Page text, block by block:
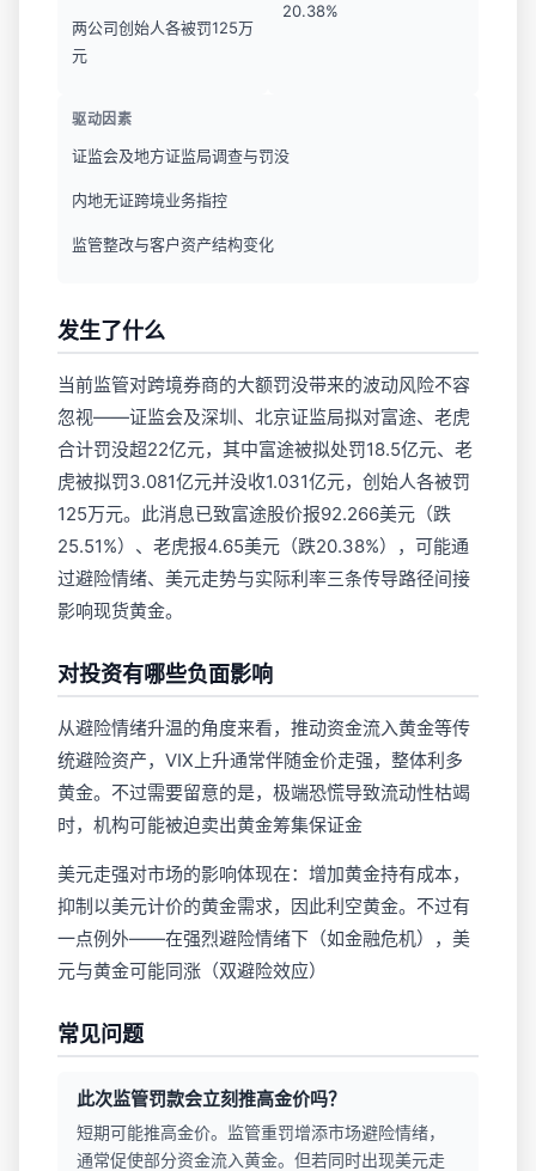
两公司创始人各被罚125万
元
20.38%
驱动因素
证监会及地方证监局调查与罚没
内地无证跨境业务指控
监管整改与客户资产结构变化
发生了什么
当前监管对跨境券商的大额罚没带来的波动风险不容
忽视——证监会及深圳、北京证监局拟对富途、老虎
合计罚没超22亿元，其中富途被拟处罚18.5亿元、老
虎被拟罚3.081亿元并没收1.031亿元，创始人各被罚
125万元。此消息已致富途股价报92.266美元（跌
25.51%）、老虎报4.65美元（跌20.38%），可能通
过避险情绪、美元走势与实际利率三条传导路径间接
影响现货黄金。
对投资有哪些负面影响
从避险情绪升温的角度来看，推动资金流入黄金等传
统避险资产，VIX上升通常伴随金价走强，整体利多
黄金。不过需要留意的是，极端恐慌导致流动性枯竭
时，机构可能被迫卖出黄金筹集保证金
美元走强对市场的影响体现在：增加黄金持有成本，
抑制以美元计价的黄金需求，因此利空黄金。不过有
一点例外——在强烈避险情绪下（如金融危机），美
元与黄金可能同涨（双避险效应）
常见问题
此次监管罚款会立刻推高金价吗？
短期可能推高金价。监管重罚增添市场避险情绪，
通常促使部分资金流入黄金。但若同时出现美元走